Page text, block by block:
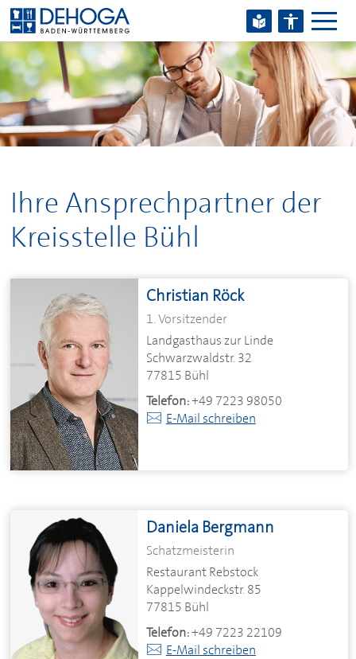
Zum Hauptinhalt springen
Zum Footerinhalt springen
Ihre Ansprechpartner der
Kreisstelle Bühl
Christian Röck
1. Vorsitzender
Landgasthaus zur Linde
Schwarzwaldstr. 32
77815 Bühl
Telefon:+49 7223 98050
E-Mail schreiben
Daniela Bergmann
Schatzmeisterin
Restaurant Rebstock
Kappelwindeckstr. 85
77815 Bühl
Telefon:+49 7223 22109
E-Mail schreiben